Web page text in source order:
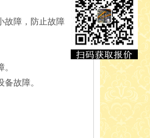
故障，防止故障
故障。